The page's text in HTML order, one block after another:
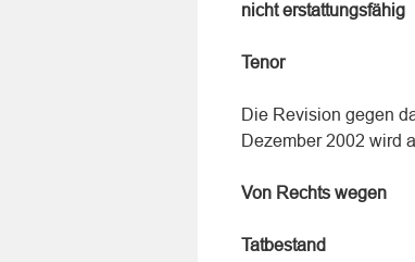
nicht erstattungsfähig
Tenor
Die Revision gegen
Dezember 2002 wird
Von Rechts wegen
Tatbestand